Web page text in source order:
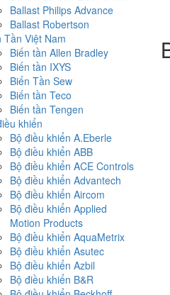
Ballast Philips Advance
Ballast Robertson
Tần Việt Nam
Biến tần Allen Bradley
Biến tần IXYS
Biến Tần Sew
Biến tần Teco
Biến tần Tengen
khiển
Bộ điều khiển A.Eberle
Bộ điều khiển ABB
Bộ điều khiển ACE Controls
Bộ điều khiển Advantech
Bộ điều khiển Aircom
Bộ điều khiển Applied
Motion Products
Bộ điều khiển AquaMetrix
Bộ điều khiển Asutec
Bộ điều khiển Azbil
Bộ điều khiển B&R